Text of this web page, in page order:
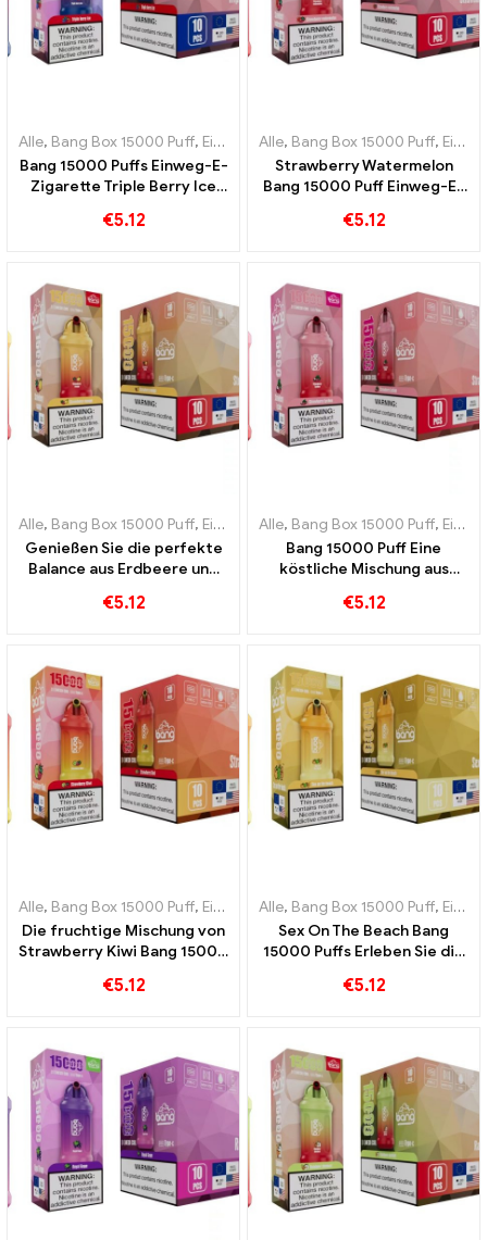
Alle, Bang Box 15000 Puff, Einweg-E-Zigaretten Schweden ,
Bang 15000 Puffs Einweg-E-
Zigarette Triple Berry Ice
einem kühlenden
€5.12
Alle, Bang Box 15000 Puff, Einweg-E-Zigaretten Schweden
Strawberry Watermelon
Bang 15000 Puff Einweg-E-
Kombination aus Erdbeere
€5.12
Alle, Bang Box 15000 Puff, Einweg-E-Zigaretten Schweden ,
Genießen Sie die perfekte
Balance aus Erdbeere und
Puff Einweg-E-Zigarette
€5.12
Alle, Bang Box 15000 Puff, Einweg-E-Zigaretten Schweden
Bang 15000 Puff Eine
köstliche Mischung aus
saftiger Litschi
€5.12
Alle, Bang Box 15000 Puff, Einweg-E-Zigaretten Schweden ,
Die fruchtige Mischung von
Strawberry Kiwi Bang 15000
des Sommers ein
€5.12
Alle, Bang Box 15000 Puff, Einweg-E-Zigaretten Schweden
Sex On The Beach Bang
15000 Puffs Erleben Sie die
exotischer Früchte
€5.12